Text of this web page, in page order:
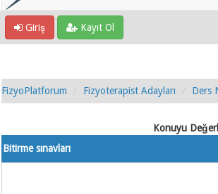
Giriş Kayıt Ol
FizyoPlatforum Fizyoterapist Adayları Ders
Konuyu
Bitirme sınavları